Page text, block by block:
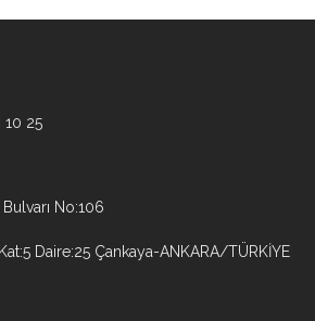
10 25
No:106
Daire:25 Çankaya-ANKARA/TÜRKİYE